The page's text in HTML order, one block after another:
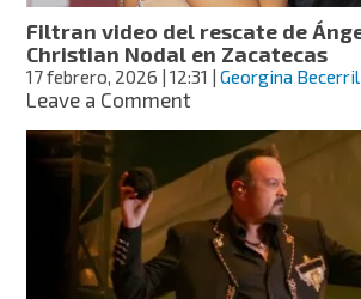
rescataron
a
Ángela
y
Nodal
en
Zacatecas
Filtran video del rescate de
Christian Nodal en Zacatecas
17 febrero, 2026 | 12:31 |Georgina Becerril
Leave a Commenton
video
del
rescate
de
Ángela
Aguilar